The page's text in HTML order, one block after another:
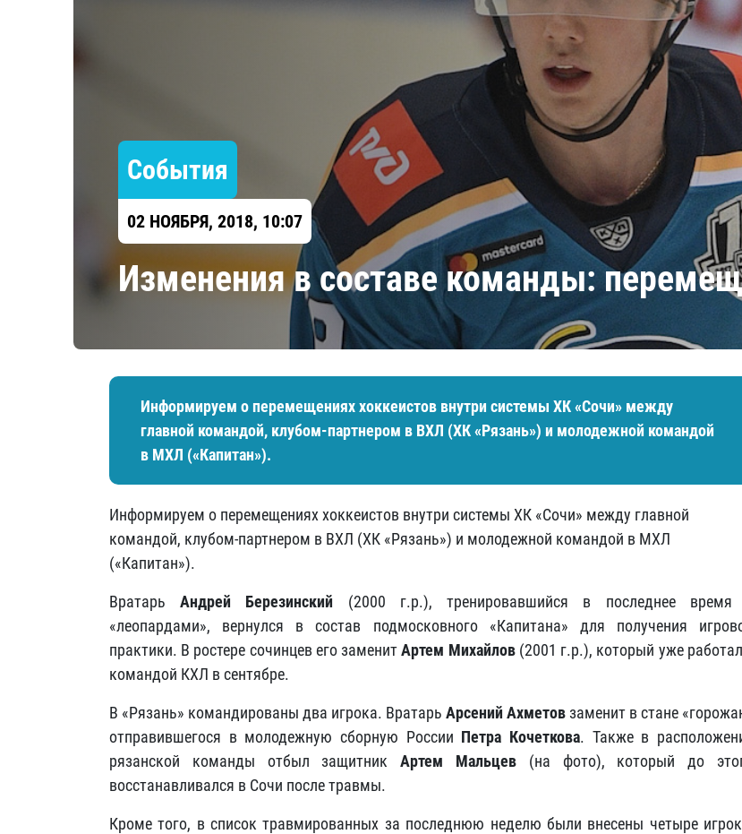
Амур
Салават Юлаев
Сибирь
События
02 НОЯБРЯ, 2018, 10:07
Изменения в составе команды:
Информируем о перемещениях хоккеистов внутри системы ХК «Сочи» между
главной командой, клубом-партнером в ВХЛ (ХК «Рязань») и молодежной командой
в МХЛ («Капитан»).
Информируем о перемещениях хоккеистов внутри системы ХК «Сочи» между главной
командой, клубом-партнером в ВХЛ (ХК «Рязань») и молодежной командой в МХЛ
(«Капитан»).
ВратарьАндрей Березинский (2000 г.р.), тренировавшийся в последнее
«леопардами», вернулся в состав подмосковного «Капитана» для получения
практики. В ростере сочинцев его заменитАртем Михайлов(2001 г.р.), который уже
командой КХЛ в сентябре.
В «Рязань» командированы два игрока. Вратарь Арсений Ахметовзаменит в стане
отправившегося в молодежную сборную России Петра Кочеткова. Также в
рязанской команды отбыл защитникАртем Мальцев (на фото), который до
восстанавливался в Сочи после травмы.
Кроме того, в список травмированных за последнюю неделю были внесены четыре